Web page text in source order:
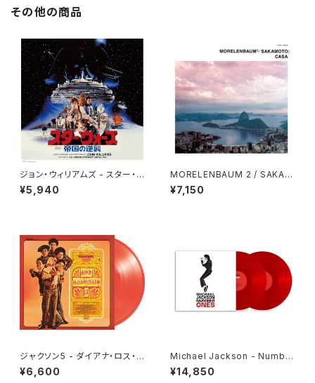
その他の商品
ジョン・ウィリアムズ - スター・ウ
ォーズ／帝国の逆襲 (オリジナ
ル・サウンドトラック) (2LP)
¥5,940
MORELENBAUM 2 / SAKAM
OTO - CASA - 2026 Rema
ster(2LP)
¥7,150
ジャクソン5 - ダイアナ・ロス・プ
レゼンツ・ザ・ジャクソン５ [帰っ
てほしいの][クリア・レッド・オレ
¥6,600
Michael Jackson - Number
Ones [Red Vinyl](2LP)
¥14,850